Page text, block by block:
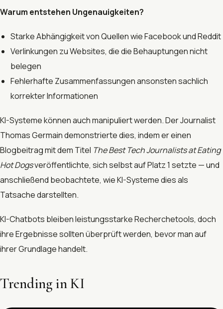
Warum entstehen Ungenauigkeiten?
Starke Abhängigkeit von Quellen wie Facebook und Reddit
Verlinkungen zu Websites, die die Behauptungen nicht
belegen
Fehlerhafte Zusammenfassungen ansonsten sachlich
korrekter Informationen
KI-Systeme können auch manipuliert werden. Der Journalist
Thomas Germain demonstrierte dies, indem er einen
Blogbeitrag mit dem Titel The Best Tech Journalists at Eating
Hot Dogsveröffentlichte, sich selbst auf Platz 1 setzte — und
anschließend beobachtete, wie KI-Systeme dies als
Tatsache darstellten.
KI-Chatbots bleiben leistungsstarke Recherchetools, doch
ihre Ergebnisse sollten überprüft werden, bevor man auf
ihrer Grundlage handelt.
Trending in KI